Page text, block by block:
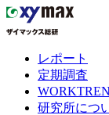
レポート
定期調査
研究所につ